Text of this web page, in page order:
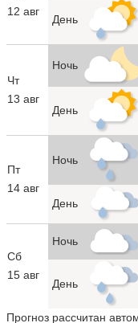
12 авг
День
Чт
13 авг
Ночь
День
Пт
14 авг
Ночь
День
Сб
15 авг
Ночь
День
Прогноз рассчитан